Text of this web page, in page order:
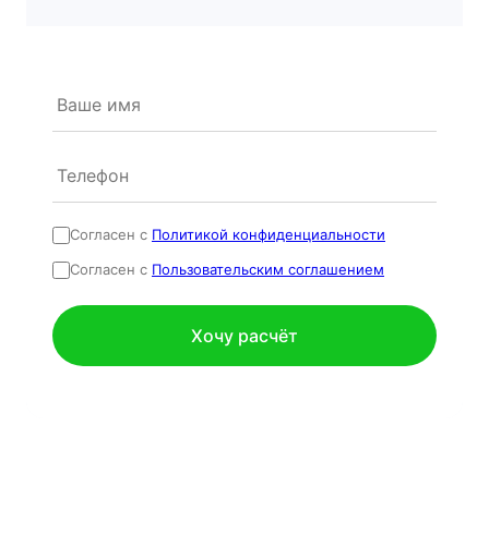
Согласен с Политикой конфиденциальности
Согласен с Пользовательским соглашением